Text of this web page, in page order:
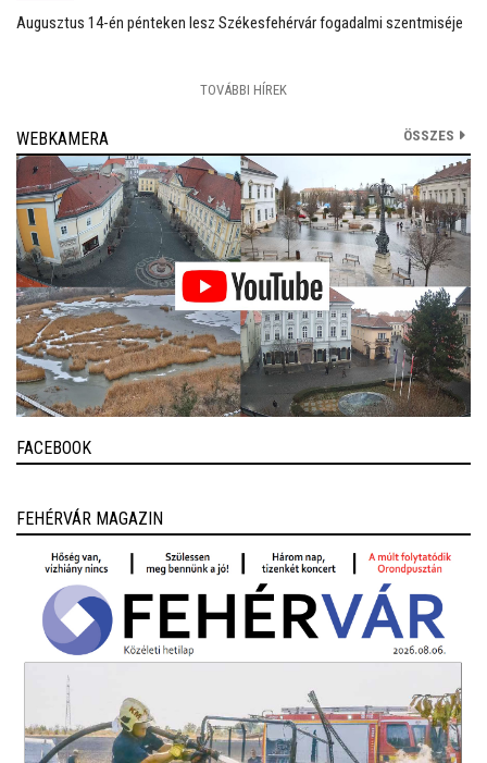
Augusztus 14-én pénteken lesz Székesfehérvár fogadalmi szentmiséje
TOVÁBBI HÍREK
WEBKAMERA ÖSSZES
FACEBOOK
FEHÉRVÁR MAGAZIN